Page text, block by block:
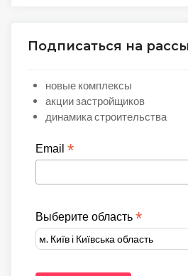
Подписаться на
новые комплексы
акции застройщиков
динамика строительства
Email *
Выберите область *